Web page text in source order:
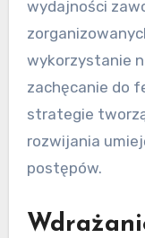
wydajności
wykorzystanie
zachęcanie do
strategie
rozwijania
postępów.